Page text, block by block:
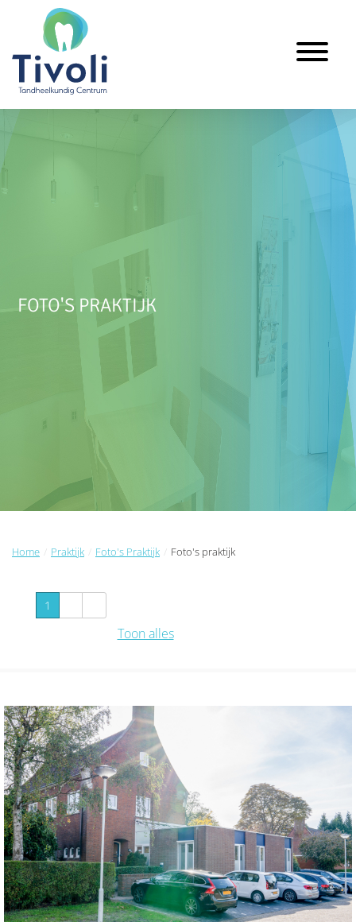
Toggle
FOTO'S PRAKTIJK
Home Praktijk Foto's Praktijk Foto's praktijk
1
Toon alles